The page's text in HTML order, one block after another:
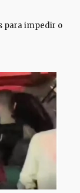
para impedir o